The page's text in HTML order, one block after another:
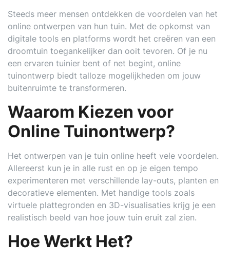
Steeds meer mensen ontdekken de voordelen van het
online ontwerpen van hun tuin. Met de opkomst van
digitale tools en platforms wordt het creëren van een
droomtuin toegankelijker dan ooit tevoren. Of je nu
een ervaren tuinier bent of net begint, online
tuinontwerp biedt talloze mogelijkheden om jouw
buitenruimte te transformeren.
Waarom Kiezen voor
Online Tuinontwerp?
Het ontwerpen van je tuin online heeft vele voordelen.
Allereerst kun je in alle rust en op je eigen tempo
experimenteren met verschillende lay-outs, planten en
decoratieve elementen. Met handige tools zoals
virtuele plattegronden en 3D-visualisaties krijg je een
realistisch beeld van hoe jouw tuin eruit zal zien.
Hoe Werkt Het?